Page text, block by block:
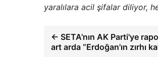
yaralılara acil şifalar diliyor,
← SETA'nın AK Parti'ye
art arda “Erdoğan'ın zırhı